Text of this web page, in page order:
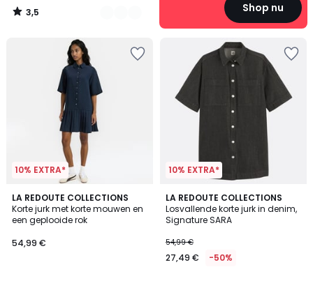
3,5
/
Shop nu
10% EXTRA*
LA REDOUTE COLLECTIONS
Korte jurk met korte mouwen en
een geplooide rok
54,99 €
10% EXTRA*
LA REDOUTE COLLECTIONS
Losvallende korte jurk in denim,
Signature SARA
54,99 €
27,49 € -50%
4,4
/ 5